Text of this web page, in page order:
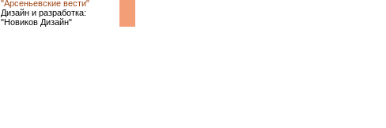
"Арсеньевские вести"
Дизайн и разработка:
"Новиков Дизайн"